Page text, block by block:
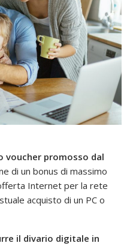
voucher promosso dal
di un bonus di massimo
Internet per la rete
acquisto di un PC o
il divario digitale in